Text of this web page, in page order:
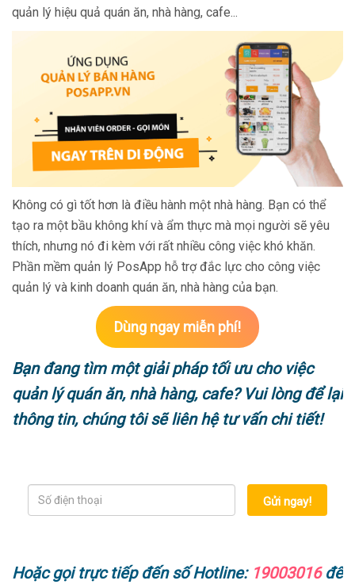
quản lý hiệu quả quán ăn, nhà hàng, cafe...
Không có gì tốt hơn là điều hành một nhà hàng. Bạn có thể
tạo ra một bầu không khí và ẩm thực mà mọi người sẽ yêu
thích, nhưng nó đi kèm với rất nhiều công việc khó khăn.
Phần mềm quản lý PosApp hỗ trợ đắc lực cho công việc
quản lý và kinh doanh quán ăn, nhà hàng của bạn.
Dùng ngay miễn phí!
Bạn đang tìm một giải pháp tối ưu cho việc
quản lý quán ăn, nhà hàng, cafe? Vui lòng để lại
thông tin, chúng tôi sẽ liên hệ tư vấn chi tiết!
Gửi ngay!
Hoặc gọi trực tiếp đến số Hotline: 19003016để